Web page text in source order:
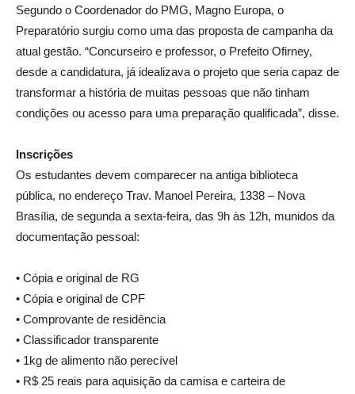
Segundo o Coordenador do PMG, Magno Europa, o
Preparatório surgiu como uma das proposta de campanha da
atual gestão. “Concurseiro e professor, o Prefeito Ofirney,
desde a candidatura, já idealizava o projeto que seria capaz de
transformar a história de muitas pessoas que não tinham
condições ou acesso para uma preparação qualificada”, disse.
Inscrições
Os estudantes devem comparecer na antiga biblioteca
pública, no endereço Trav. Manoel Pereira, 1338 – Nova
Brasília, de segunda a sexta-feira, das 9h às 12h, munidos da
documentação pessoal:
• Cópia e original de RG
• Cópia e original de CPF
• Comprovante de residência
• Classificador transparente
• 1kg de alimento não perecível
• R$ 25 reais para aquisição da camisa e carteira de